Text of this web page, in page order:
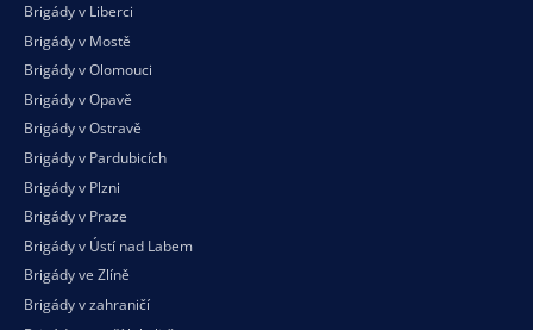
Brigády v Liberci
Brigády v Mostě
Brigády v Olomouci
Brigády v Opavě
Brigády v Ostravě
Brigády v Pardubicích
Brigády v Plzni
Brigády v Praze
Brigády v Ústí nad Labem
Brigády ve Zlíně
Brigády v zahraničí